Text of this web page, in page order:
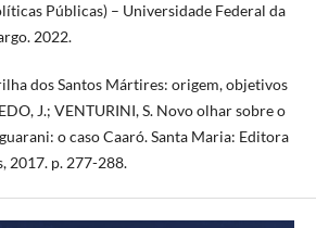
Públicas) – Universidade Federal da
2022.
dos Santos Mártires: origem, objetivos
J.; VENTURINI, S. Novo olhar sobre o
o caso Caaró. Santa Maria: Editora
2017. p. 277-288.